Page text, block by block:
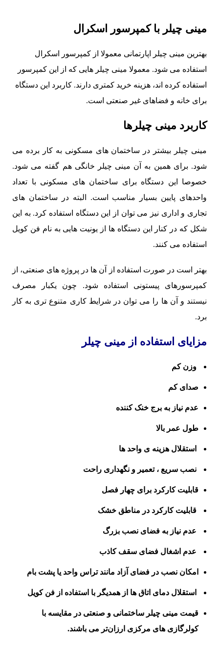
مینی چیلر با کمپرسور اسکرال
بهترین مینی چیلر اپارتمانی معمولا از کمپرسور اسکرال
استفاده می شود. معمولا مینی چیلر هایی که از این کمپرسور
استفاده کرده اند، هزینه خرید کمتری دارند. کاربرد این دستگاه
برای خانه و فضاهای غیر صنعتی است.
کاربرد مینی چیلرها
مینی چیلر بیشتر در ساختمان های مسکونی به کار برده می
شود. برای همین به آن مینی چیلر خانگی هم گفته می شود.
خصوصا این دستگاه برای ساختمان های مسکونی با تعداد
واحدهای پایین بسیار مناسب است. البته در ساختمان های
تجاری و اداری نیز می توان از این دستگاه استفاده کرد. به این
شکل که در کنار این دستگاه ها از یونیت هایی به نام فن کویل
استفاده می کنند.
بهتر است در صورت استفاده از آن ها در پروژه های صنعتی، از
کمپرسورهای پیستونی استفاده شود. چون یکبار مصرف
نیستند و آن ها را می توان در شرایط کاری متنوع تری به کار
برد.
مزایای استفاده از مینی چیلر
وزن کم
صدای کم
عدم نیاز به برج خنک کننده
طول عمر بالا
استقلال هزینه ی واحد ها
نصب سریع ، تعمیر و نگهداری راحت
قابلیت کارکرد برای چهار فصل
قابلیت کارکرد در مناطق خشک
عدم نیاز به فضای نصب بزرگ
عدم اشغال فضای سقف کاذب
امکان نصب در فضای آزاد مانند تراس واحد یا پشت بام
استقلال دمای اتاق ها از همدیگر با استفاده از فن کویل
قیمت مینی چیلر ساختمانی و صنعتی در مقایسه با
کولرگازی های مرکزی ارزان‌تر می باشند.